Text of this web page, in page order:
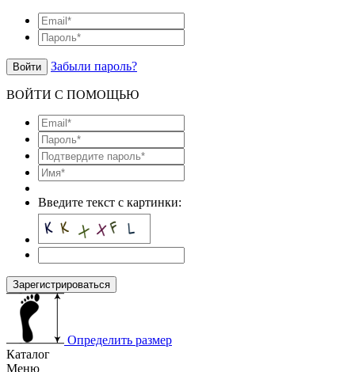
Войти Забыли пароль?
ВОЙТИ С ПОМОЩЬЮ
Введите текст с картинки:
Зарегистрироваться
Определить размер
Каталог
Меню